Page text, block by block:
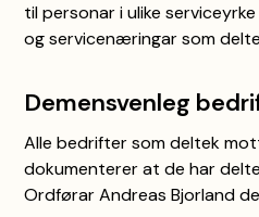
til personar i ulike
og servicenæringar som
Demensvenleg
Alle bedrifter som deltek
dokumenterer at de har
Ordførar Andreas Bjorland